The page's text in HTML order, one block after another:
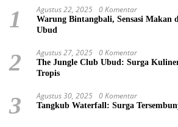
1 Agustus 22, 2025 0 Komentar
Warung Bintangbali, Sensasi Makan
Ubud
2 Agustus 27, 2025 0 Komentar
The Jungle Club Ubud: Surga
Tropis
3 Agustus 30, 2025 0 Komentar
Tangkub Waterfall: Surga